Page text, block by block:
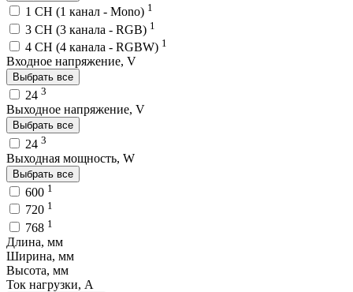
1 CH (1 канал - Mono) 1
3 CH (3 канала - RGB) 1
4 CH (4 канала - RGBW) 1
Входное напряжение, V
Выбрать все
24 3
Выходное напряжение, V
Выбрать все
24 3
Выходная мощность, W
Выбрать все
600 1
720 1
768 1
Длина, мм
Ширина, мм
Высота, мм
Ток нагрузки, A